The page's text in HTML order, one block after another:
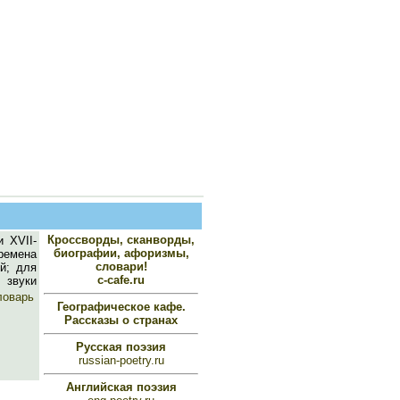
XVII-
для
Кроссворды, сканворды,
биографии, афоризмы,
словари!
c-cafe.ru
Географическое кафе.
Рассказы о странах
Русская поэзия
russian-poetry.ru
Английская поэзия